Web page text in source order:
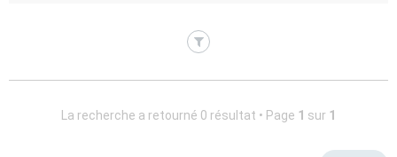
La recherche a retourné 0 résultat • Page 1 sur 1